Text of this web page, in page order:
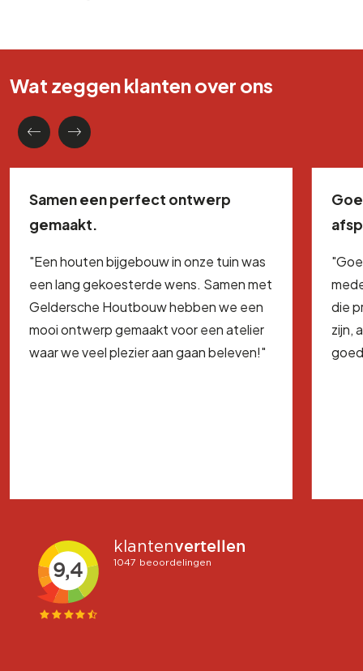
Wat zeggen klanten over ons
Samen een perfect ontwerp
gemaakt.
"Een houten bijgebouw in onze tuin was
een lang gekoesterde wens. Samen met
Geldersche Houtbouw hebben we een
mooi ontwerp gemaakt voor een atelier
waar we veel plezier aan gaan beleven!"
die
zijn,